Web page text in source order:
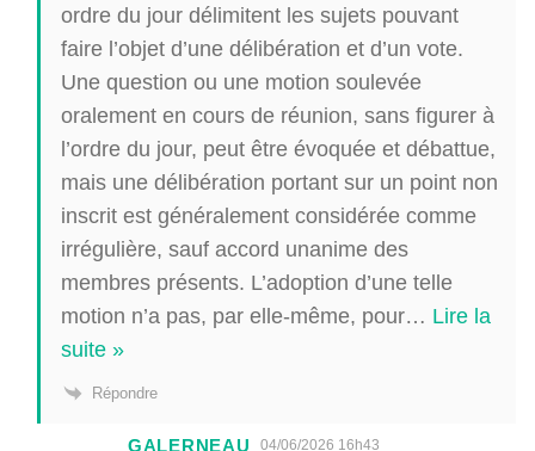
ordre du jour délimitent les sujets pouvant
faire l’objet d’une délibération et d’un vote.
Une question ou une motion soulevée
oralement en cours de réunion, sans figurer à
l’ordre du jour, peut être évoquée et débattue,
mais une délibération portant sur un point non
inscrit est généralement considérée comme
irrégulière, sauf accord unanime des
membres présents. L’adoption d’une telle
motion n’a pas, par elle-même, pour… Lire la
suite »
Répondre
GALERNEAU 04/06/2026 16h43